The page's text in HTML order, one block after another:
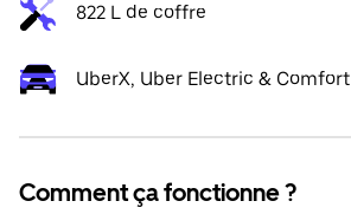
822 L de coffre
UberX, Uber Electric & Comfort
Comment ça fonctionne ?